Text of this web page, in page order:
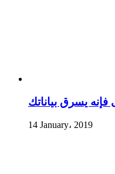
يسرق بياناتك
14 January، 2019